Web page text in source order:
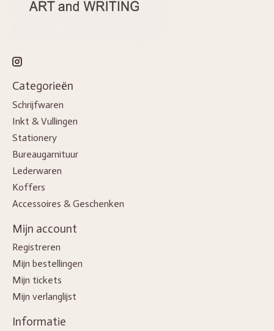
Categorieën
Schrijfwaren
Inkt & Vullingen
Stationery
Bureaugarnituur
Lederwaren
Koffers
Accessoires & Geschenken
Mijn account
Registreren
Mijn bestellingen
Mijn tickets
Mijn verlanglijst
Informatie